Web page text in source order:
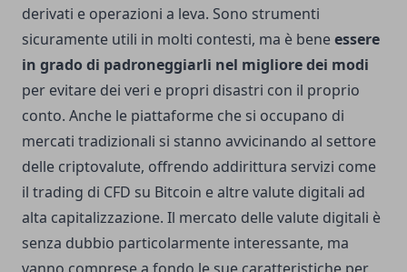
derivati e operazioni a leva. Sono strumenti
sicuramente utili in molti contesti, ma è beneessere
in grado di padroneggiarli nel migliore dei modi
per evitare dei veri e propri disastri con il proprio
conto. Anche le piattaforme che si occupano di
mercati tradizionali si stanno avvicinando al settore
delle criptovalute, offrendo addirittura servizi come
il trading di CFD su Bitcoin e altre valute digitali ad
alta capitalizzazione. Il mercato delle valute digitali è
senza dubbio particolarmente interessante, ma